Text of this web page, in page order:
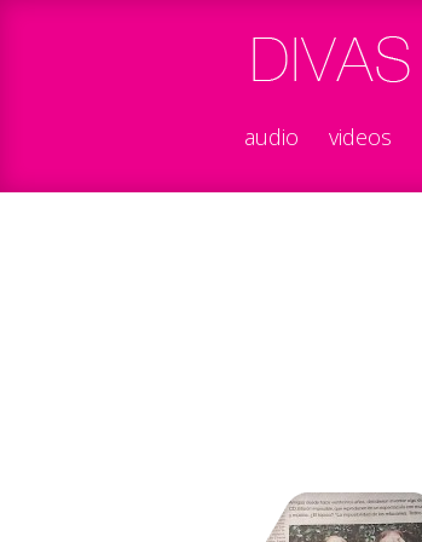
audio videos